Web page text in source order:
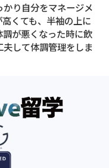
り自分をマネージメ
くても、半袖の上に
が悪くなった時に飲
して体調管理をしま